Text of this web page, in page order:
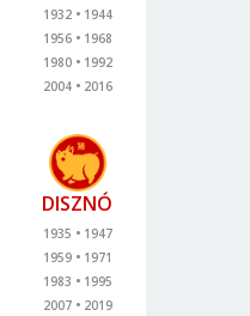
1932
1944
1956
1968
1980
1992
2004
2016
DISZNÓ
1935
1947
1959
1971
1983
1995
2007
2019